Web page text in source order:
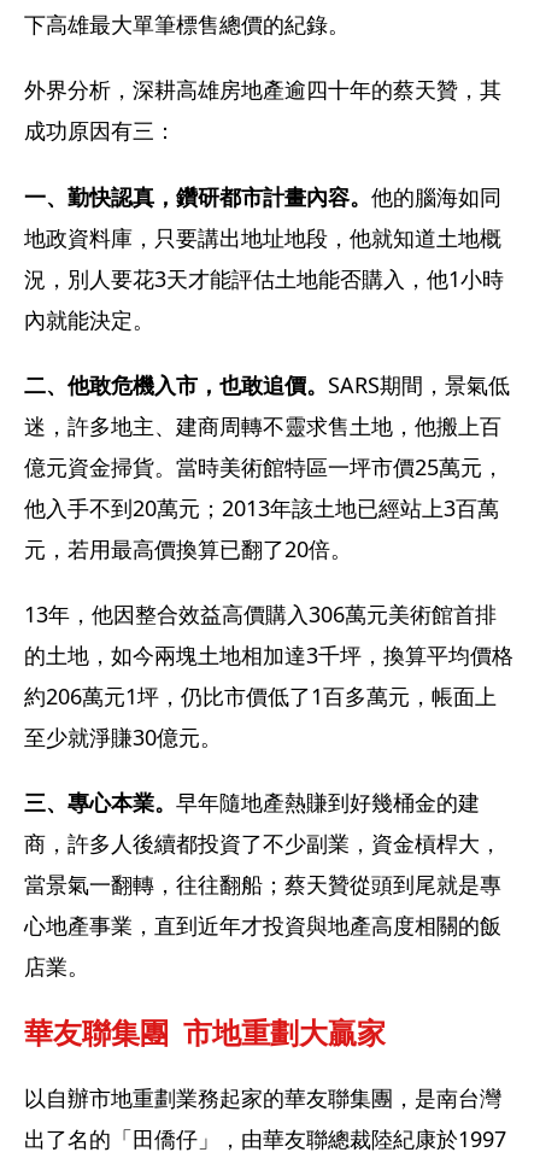
下高雄最大單筆標售總價的紀錄。
外界分析，深耕高雄房地產逾四十年的蔡天贊，其
成功原因有三：
一、勤快認真，鑽研都市計畫內容。 他的腦海如同
地政資料庫，只要講出地址地段，他就知道土地概
況，別人要花3天才能評估土地能否購入，他1小時
內就能決定。
二、他敢危機入市，也敢追價。 SARS期間，景氣低
迷，許多地主、建商周轉不靈求售土地，他搬上百
億元資金掃貨。當時美術館特區一坪市價25萬元，
他入手不到20萬元；2013年該土地已經站上3百萬
元，若用最高價換算已翻了20倍。
13年，他因整合效益高價購入306萬元美術館首排
的土地，如今兩塊土地相加達3千坪，換算平均價格
約206萬元1坪，仍比市價低了1百多萬元，帳面上
至少就淨賺30億元。
三、專心本業。 早年隨地產熱賺到好幾桶金的建
商，許多人後續都投資了不少副業，資金槓桿大，
當景氣一翻轉，往往翻船；蔡天贊從頭到尾就是專
心地產事業，直到近年才投資與地產高度相關的飯
店業。
華友聯集團  市地重劃大贏家
以自辦市地重劃業務起家的華友聯集團，是南台灣
出了名的「田僑仔」，由華友聯總裁陸紀康於1997